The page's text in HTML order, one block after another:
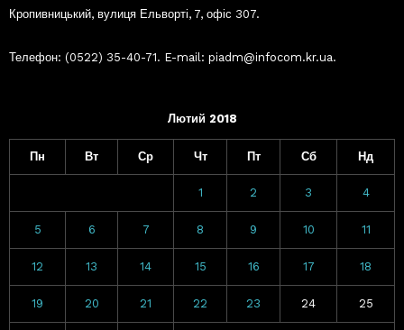
Кропивницький, вулиця Ельворті, 7, офіс 307.
Телефон: (0522) 35-40-71. E-mail: piadm@infocom.kr.ua.
Лютий 2018
Пн Вт Ср Чт Пт Сб Нд
1 2 3 4
5 6 7 8 9 10 11
12 13 14 15 16 17 18
19 20 21 22 23 24 25